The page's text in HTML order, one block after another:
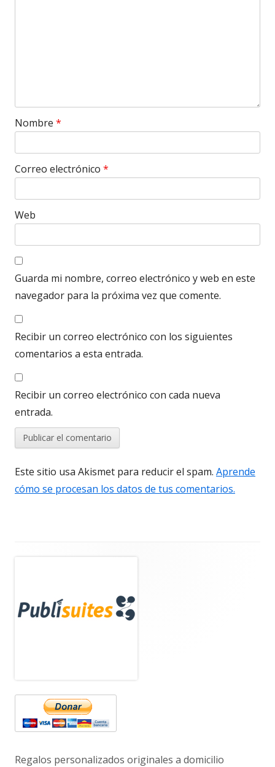
Nombre *
Correo electrónico *
Web
Guarda mi nombre, correo electrónico y web en este
navegador para la próxima vez que comente.
Recibir un correo electrónico con los siguientes
comentarios a esta entrada.
Recibir un correo electrónico con cada nueva
entrada.
Este sitio usa Akismet para reducir el spam. Aprende
cómo se procesan los datos de tus comentarios.
lateral
principal
Regalos personalizados originales a domicilio